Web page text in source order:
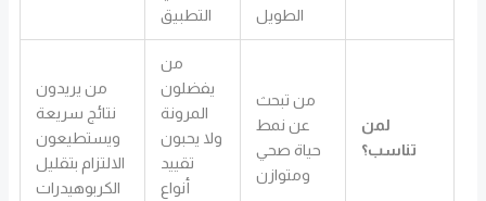
الطويل
التطبيق
لمن
تناسب؟
من تبحث
عن نمط
حياة صحي
ومتوازن
من
يفضلون
المرونة
ولا يحبون
تقييد
أنواع
من يريدون
نتائج سريعة
ويستطيعون
الالتزام بتقليل
الكربوهيدرات